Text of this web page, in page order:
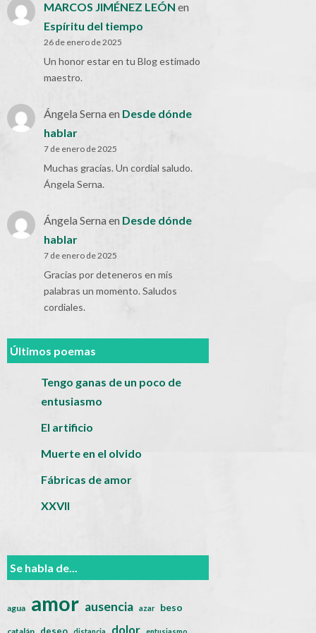
MARCOS JIMÉNEZ LEÓN en
Espíritu del tiempo
26 de enero de 2025
Un honor estar en tu Blog estimado
maestro.
Ángela Serna en Desde dónde
hablar
7 de enero de 2025
Muchas gracias. Un cordial saludo.
Ángela Serna.
Ángela Serna en Desde dónde
hablar
7 de enero de 2025
Gracias por deteneros en mis
palabras un momento. Saludos
cordiales.
Últimos poemas
Tengo ganas de un poco de
entusiasmo
El artificio
Muerte en el olvido
Fábricas de amor
XXVII
Se habla de...
agua amor ausencia azar beso
distancia dolor entusiasmo